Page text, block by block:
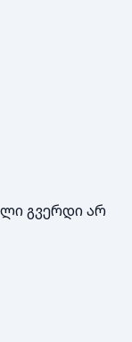
გვერდი არ